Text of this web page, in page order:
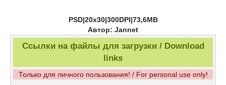
PSD|20x30|300DPI|73,6MB
Автор: Jannet
Ссылки на файлы для загрузки / Download
links
Только для личного пользования! / For personal use only!